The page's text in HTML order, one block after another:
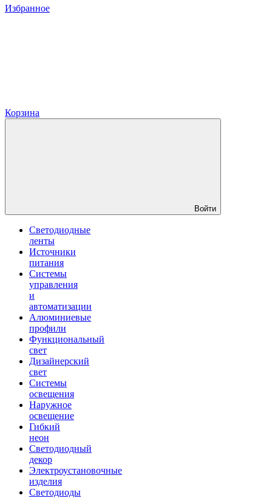
Избранное
Корзина
Войти
Светодиодные
ленты
Источники
питания
Системы
управления
и
автоматизации
Алюминиевые
профили
Функциональный
свет
Дизайнерский
свет
Системы
освещения
Наружное
освещение
Гибкий
неон
Светодиодный
декор
Электроустановочные
изделия
Светодиоды